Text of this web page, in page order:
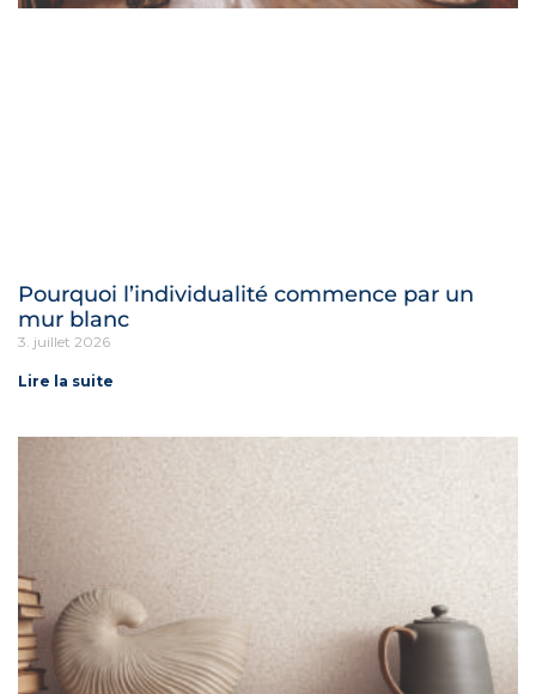
Pourquoi l’individualité commence par un
mur blanc
3. juillet 2026
Lire la suite